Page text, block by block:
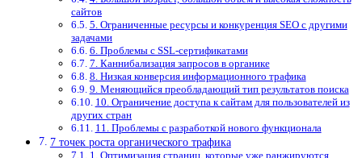
сайтов
5. Ограниченные ресурсы и конкуренция SEO с другими
задачами
6. Проблемы с SSL-сертификатами
7. Каннибализация запросов в органике
8. Низкая конверсия информационного трафика
9. Меняющийся преобладающий тип результатов поиска
10. Ограничение доступа к сайтам для пользователей из
других стран
11. Проблемы с разработкой нового функционала
7 точек роста органического трафика
1. Оптимизация страниц, которые уже ранжируются